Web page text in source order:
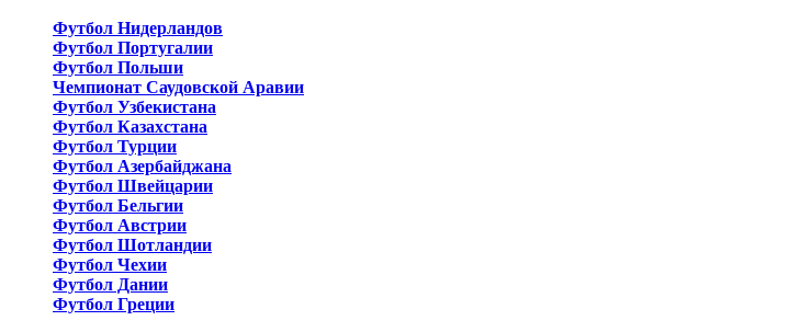
Футбол Нидерландов
Футбол Португалии
Футбол Польши
Чемпионат Саудовской Аравии
Футбол Узбекистана
Футбол Казахстана
Футбол Турции
Футбол Азербайджана
Футбол Швейцарии
Футбол Бельгии
Футбол Австрии
Футбол Шотландии
Футбол Чехии
Футбол Дании
Футбол Греции